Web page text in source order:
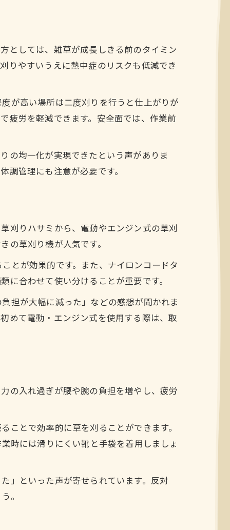
としては、雑草が成長しきる前のタイミン
りやすいうえに熱中症のリスクも低減でき
が高い場所は二度刈りを行うと仕上がりが
疲労を軽減できます。安全面では、作業前
の均一化が実現できたという声がありま
管理にも注意が必要です。
刈りハサミから、電動やエンジン式の草刈
の草刈り機が人気です。
とが効果的です。また、ナイロンコードタ
合わせて使い分けることが重要です。
担が大幅に減った」などの感想が聞かれま
めて電動・エンジン式を使用する際は、取
の入れ過ぎが腰や腕の負担を増やし、疲労
とで効率的に草を刈ることができます。
時には滑りにくい靴と手袋を着用しましょ
」といった声が寄せられています。反対
。